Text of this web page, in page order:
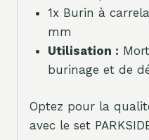
1x Burin à
mm
Utilisation :
burinage et de
Optez pour la
avec le set